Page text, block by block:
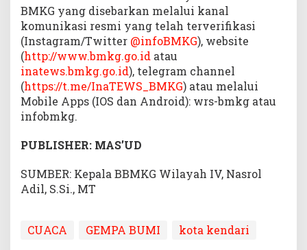
BMKG yang disebarkan melalui kanal
komunikasi resmi yang telah terverifikasi
(Instagram/Twitter @infoBMKG), website
(http://www.bmkg.go.id atau
inatews.bmkg.go.id), telegram channel
(https://t.me/InaTEWS_BMKG) atau melalui
Mobile Apps (IOS dan Android): wrs-bmkg atau
infobmkg.
PUBLISHER: MAS’UD
SUMBER: Kepala BBMKG Wilayah IV, Nasrol
Adil, S.Si., MT
CUACA GEMPA BUMI kota kendari